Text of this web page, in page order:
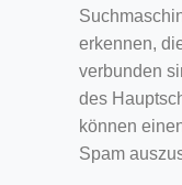
erkennen,
verbunden
des
können
Spam